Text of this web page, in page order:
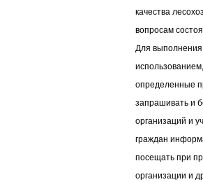
качества
вопросам
Для выполнения
определенные
запрашивать и
организаций и
граждан
посещать при
организации и